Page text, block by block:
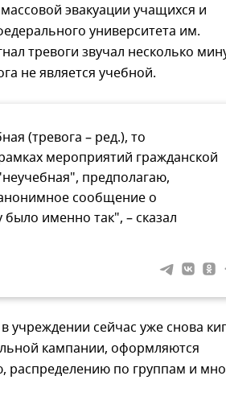
эвакуации учащихся и
университета им.
тревоги звучал несколько
не является учебной.
(тревога – ред.), то
мероприятий гражданской
предполагаю,
сообщение о
именно так", – сказал
учреждении сейчас уже снова
кампании, оформляются
распределению по группам и